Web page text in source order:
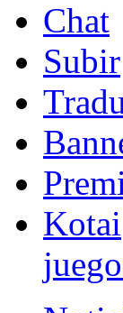
Chat
Subir
Kotai